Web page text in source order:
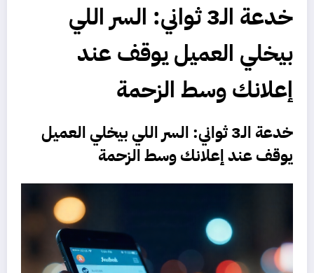
خدعة الـ3 ثواني: السر اللي
بيخلي العميل يوقف عند
إعلانك وسط الزحمة
خدعة الـ3 ثواني
: السر اللي بيخلي العميل
يوقف عند إعلانك وسط الزحمة